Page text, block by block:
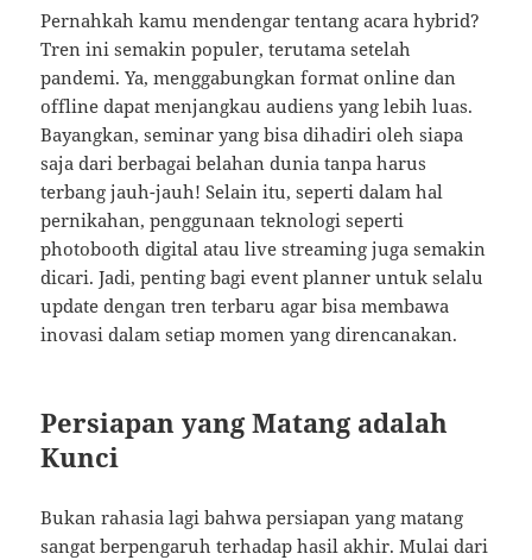
Pernahkah kamu mendengar tentang acara hybrid?
Tren ini semakin populer, terutama setelah
pandemi. Ya, menggabungkan format online dan
offline dapat menjangkau audiens yang lebih luas.
Bayangkan, seminar yang bisa dihadiri oleh siapa
saja dari berbagai belahan dunia tanpa harus
terbang jauh-jauh! Selain itu, seperti dalam hal
pernikahan, penggunaan teknologi seperti
photobooth digital atau live streaming juga semakin
dicari. Jadi, penting bagi event planner untuk selalu
update dengan tren terbaru agar bisa membawa
inovasi dalam setiap momen yang direncanakan.
Persiapan yang Matang adalah
Kunci
Bukan rahasia lagi bahwa persiapan yang matang
sangat berpengaruh terhadap hasil akhir. Mulai dari